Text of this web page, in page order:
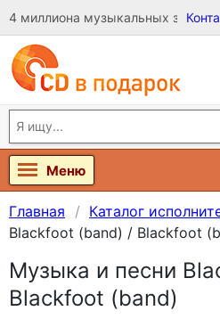
4 миллиона музыкальных
Меню
Главная Каталог
Blackfoot (band) / Blackfoot
Музыка и песни
Blackfoot (band)